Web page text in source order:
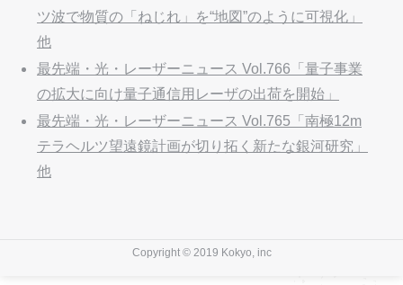
ツ波で物質の「ねじれ」を“地図”のように可視化」
他
最先端・光・レーザーニュース Vol.766「量子事業
の拡大に向け量子通信用レーザの出荷を開始」
最先端・光・レーザーニュース Vol.765「南極12m
テラヘルツ望遠鏡計画が切り拓く新たな銀河研究」
他
Copyright © 2019 Kokyo, inc